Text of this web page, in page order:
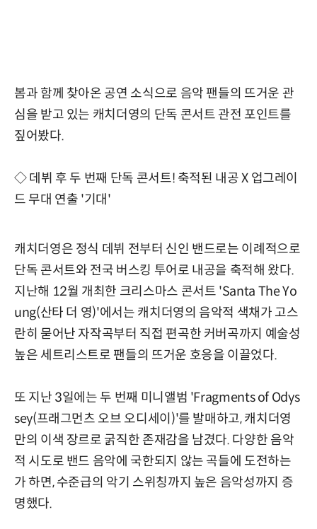
봄과 함께 찾아온 공연 소식으로 음악 팬들의 뜨거운 관
심을 받고 있는 캐치더영의 단독 콘서트 관전 포인트를
짚어봤다.
◇ 데뷔 후 두 번째 단독 콘서트! 축적된 내공 X 업그레이
드 무대 연출 '기대'
캐치더영은 정식 데뷔 전부터 신인 밴드로는 이례적으로
단독 콘서트와 전국 버스킹 투어로 내공을 축적해 왔다.
지난해 12월 개최한 크리스마스 콘서트 'Santa The Yo
ung(산타 더 영)'에서는 캐치더영의 음악적 색채가 고스
란히 묻어난 자작곡부터 직접 편곡한 커버곡까지 예술성
높은 세트리스트로 팬들의 뜨거운 호응을 이끌었다.
또 지난 3일에는 두 번째 미니앨범 'Fragments of Odys
sey(프래그먼츠 오브 오디세이)'를 발매하고, 캐치더영
만의 이색 장르로 굵직한 존재감을 남겼다. 다양한 음악
적 시도로 밴드 음악에 국한되지 않는 곡들에 도전하는
가 하면, 수준급의 악기 스위칭까지 높은 음악성까지 증
명했다.